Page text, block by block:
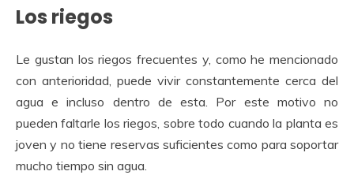
Los riegos
Le gustan los riegos frecuentes y, como he mencionado
con anterioridad, puede vivir constantemente cerca del
agua e incluso dentro de esta. Por este motivo no
pueden faltarle los riegos, sobre todo cuando la planta es
joven y no tiene reservas suficientes como para soportar
mucho tiempo sin agua.